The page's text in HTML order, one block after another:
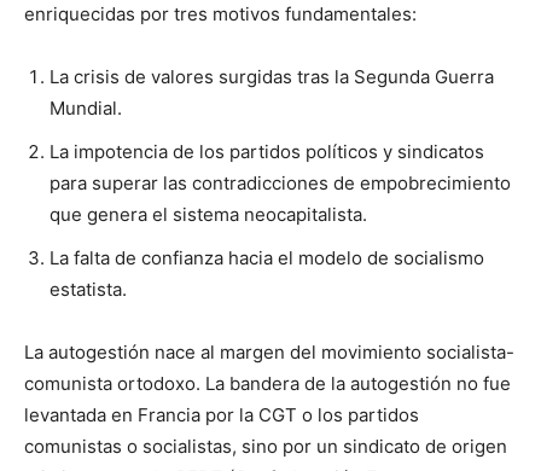
enriquecidas por tres motivos fundamentales:
La crisis de valores surgidas tras la Segunda Guerra
Mundial.
La impotencia de los partidos políticos y sindicatos
para superar las contradicciones de empobrecimiento
que genera el sistema neocapitalista.
La falta de confianza hacia el modelo de socialismo
estatista.
La autogestión nace al margen del movimiento socialista-
comunista ortodoxo. La bandera de la autogestión no fue
levantada en Francia por la CGT o los partidos
comunistas o socialistas, sino por un sindicato de origen